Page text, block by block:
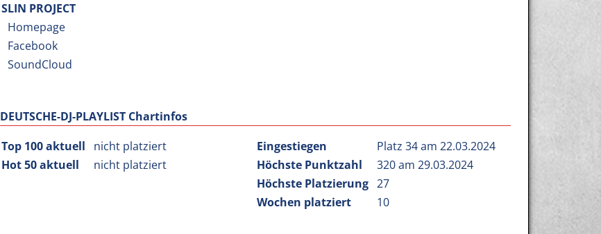
SLIN PROJECT
Homepage
Facebook
SoundCloud
DEUTSCHE-DJ-PLAYLIST Chartinfos
Top 100 aktuell
nicht platziert
Hot 50 aktuell
nicht platziert
Eingestiegen
Platz 34 am 22.03.2024
Höchste Punktzahl
320 am 29.03.2024
Höchste Platzierung 27
Wochen platziert
10